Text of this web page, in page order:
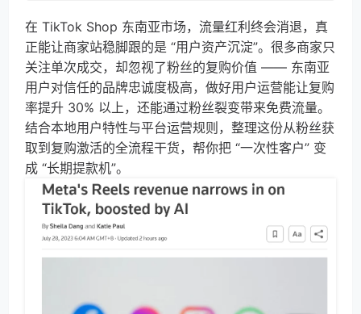
在 TikTok Shop 东南亚市场，流量红利终会消退，真
正能让商家站稳脚跟的是 “用户资产沉淀”。很多商家只
关注单次成交，却忽视了粉丝的复购价值 —— 东南亚
用户对信任的品牌忠诚度极高，做好用户运营能让复购
率提升 30% 以上，还能通过粉丝裂变带来免费流量。
结合本地用户特性与平台运营规则，整理这份从粉丝获
取到复购激活的全流程干货，帮你把 “一次性客户” 变
成 “长期提款机”。